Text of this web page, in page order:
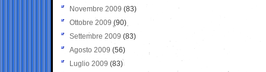
Novembre 2009 (83)
Ottobre 2009 (90)
Settembre 2009 (83)
Agosto 2009 (56)
Luglio 2009 (83)